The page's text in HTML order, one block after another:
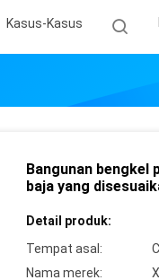
Kasus-Kasus
Bangunan
baja yang
Detail produk:
Tempat asal:
Nama merek: